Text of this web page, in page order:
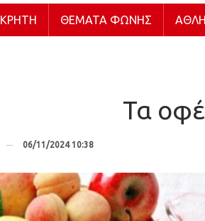
ΚΡΉΤΗ ΘΈΜΑΤΑ ΦΩΝΉΣ
Τα
06/11/2024 10:38